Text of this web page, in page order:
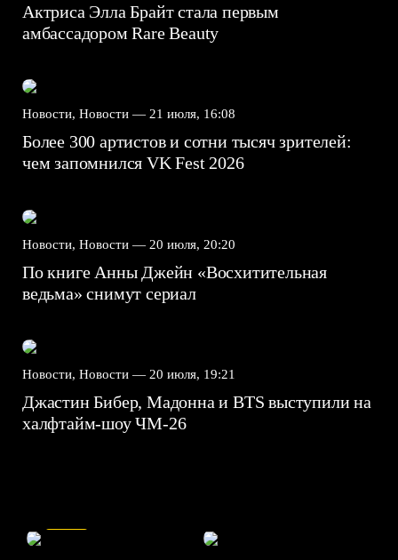
Актриса Элла Брайт стала первым
амбассадором Rare Beauty
Новости, Новости — 21 июля, 16:08
Более 300 артистов и сотни тысяч зрителей:
чем запомнился VK Fest 2026
Новости, Новости — 20 июля, 20:20
По книге Анны Джейн «Восхитительная
ведьма» снимут сериал
Новости, Новости — 20 июля, 19:21
Джастин Бибер, Мадонна и BTS выступили на
халфтайм-шоу ЧМ-26